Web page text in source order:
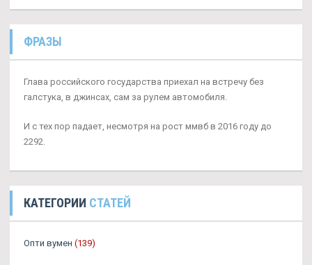
ФРАЗЫ
Глава российского государства приехал на встречу без
галстука, в джинсах, сам за рулем автомобиля.
И с тех пор падает, несмотря на рост ммвб в 2016 году до
2292.
КАТЕГОРИИ СТАТЕЙ
Опти вумен (139)